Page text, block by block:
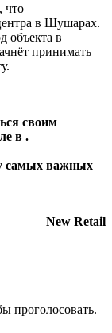
что
в Шушарах.
объекта в
принимать
своим
в .
самых важных
New Retail
проголосовать.